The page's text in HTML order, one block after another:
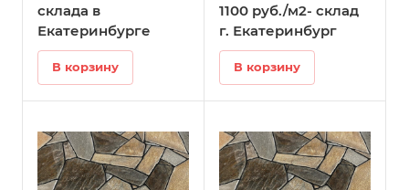
склада в
Екатеринбурге
В корзину
1100 руб./м2- склад
г. Екатеринбург
В корзину